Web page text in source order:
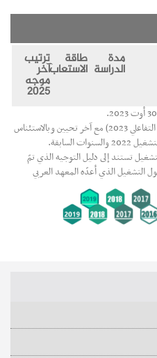
مدة
الدراسة
طاقة
الاستعاب
ترتيب
آخر
موجه
2025
دليل التوجيه الجامعي 2023 (دليل التوجيه التفاعلي 2023) مع آخر تحيين وبالاستئناس
السابقة.
تستند إلى دليل التوجيه الذي تمّ
التشغيل الذي أعدّه المعهد العربي